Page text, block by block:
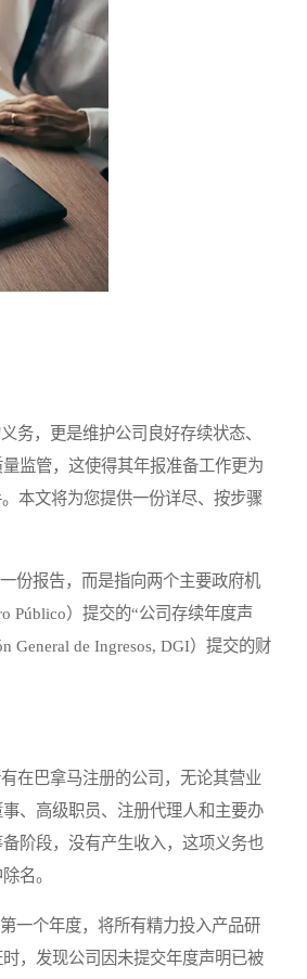
，更是维护公司良好存续状态、
监管，这使得其年报准备工作更为
本文将为您提供一份详尽、按步骤
份报告，而是指向两个主要政府机
Público）提交的“公司存续年度声
General de Ingresos, DGI）提交的财
在巴拿马注册的公司，无论其营业
、高级职员、注册代理人和主要办
阶段，没有产生收入，这项义务也
名。
一个年度，将所有精力投入产品研
，发现公司因未提交年度声明已被